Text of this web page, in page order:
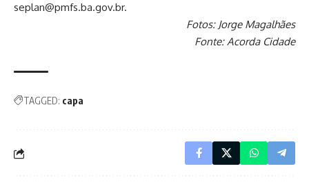
seplan@pmfs.ba.gov.br.
Fotos: Jorge Magalhães
Fonte: Acorda Cidade
TAGGED: capa